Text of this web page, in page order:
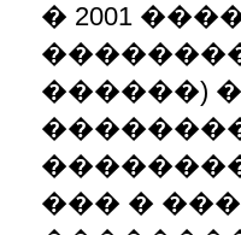
� 2001
������)
��� �